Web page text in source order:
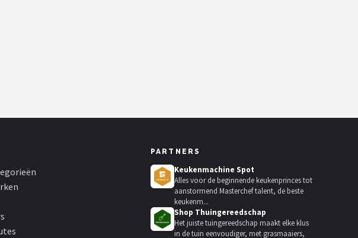
PARTNERS
Keukenmachine Spot
Alles voor de beginnende keukenprinces tot
aanstormend Masterchef talent, de beste
keukenm...
Shop Thuingereedschap
Het juiste tuingereedschap maakt elke klus
in de tuin eenvoudiger, met grasmaaiers,